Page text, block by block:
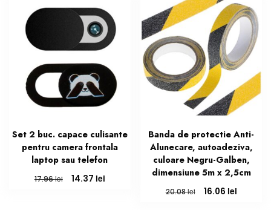
Set 2 buc. capace culisante
pentru camera frontala
laptop sau telefon
17.96lei
Prețul
14.37 leiPrețul
Banda de protectie Anti-
Alunecare, autoadeziva,
culoare Negru-Galben,
dimensiune 5m x 2,5cm
20.08lei
Prețul
16.06 leiPrețul